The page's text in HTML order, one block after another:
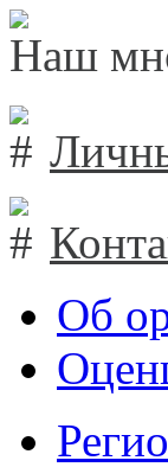
Наш
Об